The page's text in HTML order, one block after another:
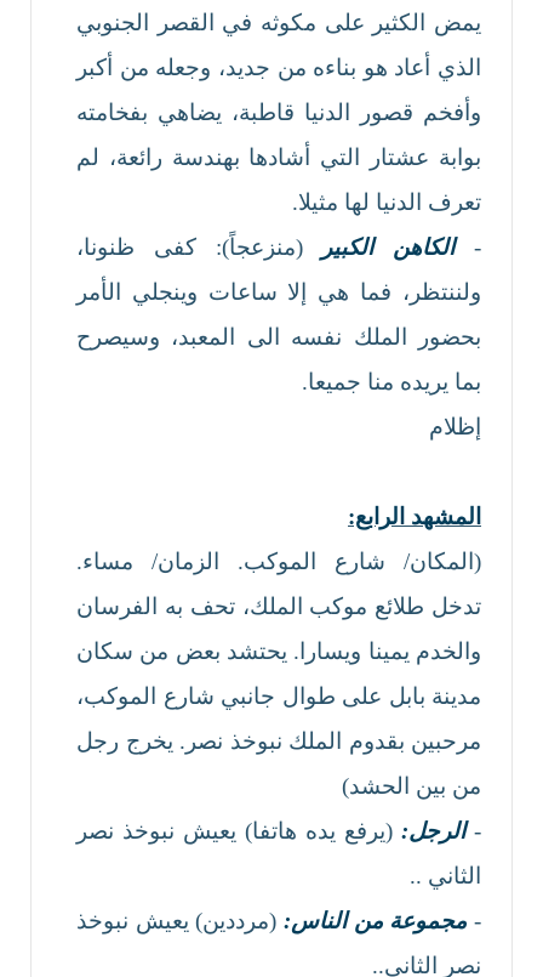
يمض الكثير على مكوثه في القصر الجنوبي
الذي أعاد هو بناءه من جديد، وجعله من أكبر
وأفخم قصور الدنيا قاطبة، يضاهي بفخامته
بوابة عشتار التي أشادها بهندسة رائعة، لم
تعرف الدنيا لها مثيلا.
-الكاهن الكبير
(منزعجاً): كفى ظنونا،
ولننتظر، فما هي إلا ساعات وينجلي الأمر
بحضور الملك نفسه الى المعبد، وسيصرح
بما يريده منا جميعا.
إظلام
المشهد الرابع:
(المكان/ شارع الموكب. الزمان/ مساء.
تدخل طلائع موكب الملك، تحف به الفرسان
والخدم يمينا ويسارا. يحتشد بعض من سكان
مدينة بابل على طوال جانبي شارع الموكب،
مرحبين بقدوم الملك نبوخذ نصر. يخرج رجل
من بين الحشد)
-الرجل: (يرفع يده هاتفا) يعيش نبوخذ نصر
الثاني ..
- مجموعة من الناس: (مرددين) يعيش نبوخذ
نصر الثاني..